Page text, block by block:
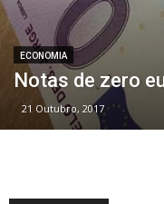
ECONOMIA
Notas de zero
21 Outubro, 2017